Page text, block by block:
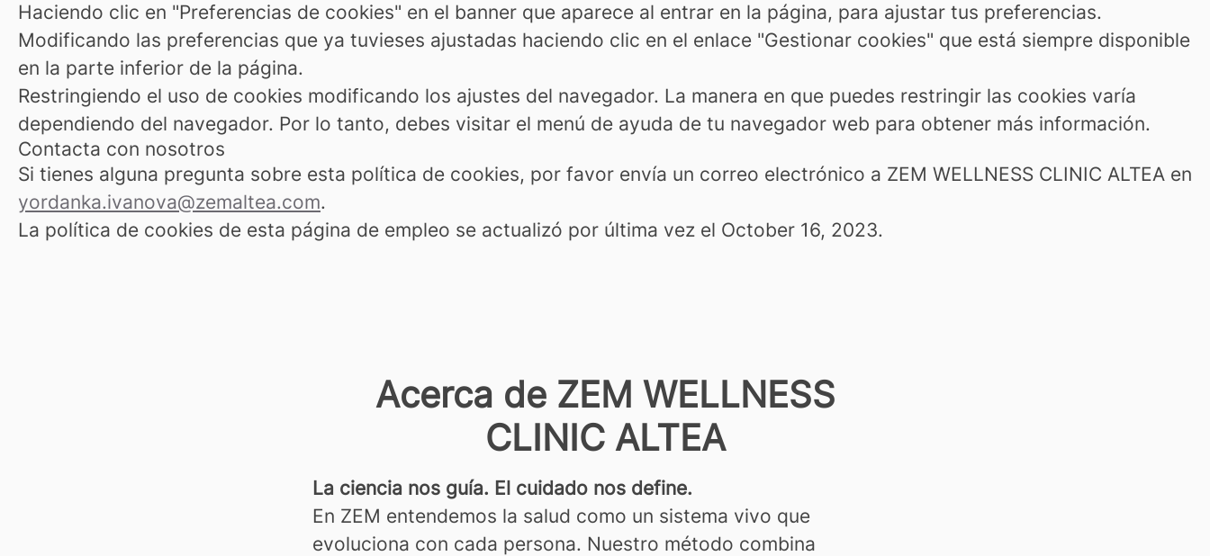
Haciendo clic en "Preferencias de cookies" en el banner que aparece al entrar en la página, para ajustar tus preferencias.
Modificando las preferencias que ya tuvieses ajustadas haciendo clic en el enlace "Gestionar cookies" que está siempre disponible
en la parte inferior de la página.
Restringiendo el uso de cookies modificando los ajustes del navegador. La manera en que puedes restringir las cookies varía
dependiendo del navegador. Por lo tanto, debes visitar el menú de ayuda de tu navegador web para obtener más información.
Contacta con nosotros
Si tienes alguna pregunta sobre esta política de cookies, por favor envía un correo electrónico a ZEM WELLNESS CLINIC ALTEA en
yordanka.ivanova@zemaltea.com.
La política de cookies de esta página de empleo se actualizó por última vez el October 16, 2023.
Acerca de ZEM WELLNESS
CLINIC ALTEA
La ciencia nos guía. El cuidado nos define.
En ZEM entendemos la salud como un sistema vivo que
evoluciona con cada persona. Nuestro método combina